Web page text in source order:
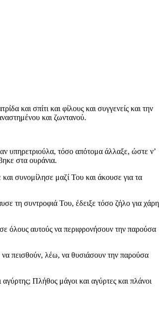
και σπίτι και φίλους και συγγενείς και την
και ζωντανού.
υπηρετριούλα, τόσο απότομα άλλαξε, ώστε ν’
στα ουράνια.
συνομίλησε μαζί Του και άκουσε για τα
τη συντροφιά Του, έδειξε τόσο ζήλο για χάρη
όλους αυτούς να περιφρονήσουν την παρούσα
πεισθούν, λέω, να θυσιάσουν την παρούσα
Πλήθος μάγοι και αγύρτες και πλάνοι